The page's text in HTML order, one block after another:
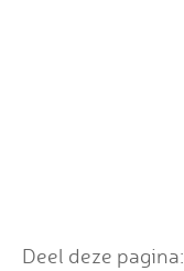
Deel deze pagina: